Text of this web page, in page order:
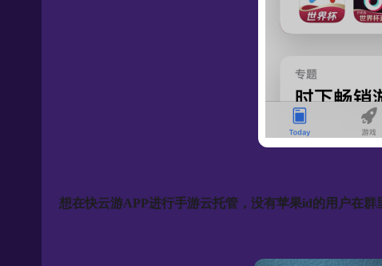
想在快云游APP进行手游云托管，没有苹果id的用户在